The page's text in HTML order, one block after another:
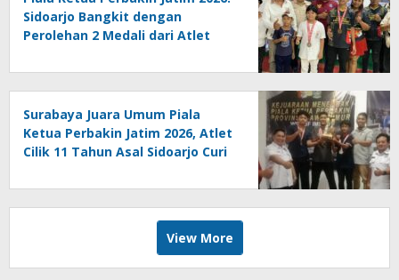
Sidoarjo Bangkit dengan
Perolehan 2 Medali dari Atlet
Surabaya Juara Umum Piala
Ketua Perbakin Jatim 2026, Atlet
Cilik 11 Tahun Asal Sidoarjo Curi
View More